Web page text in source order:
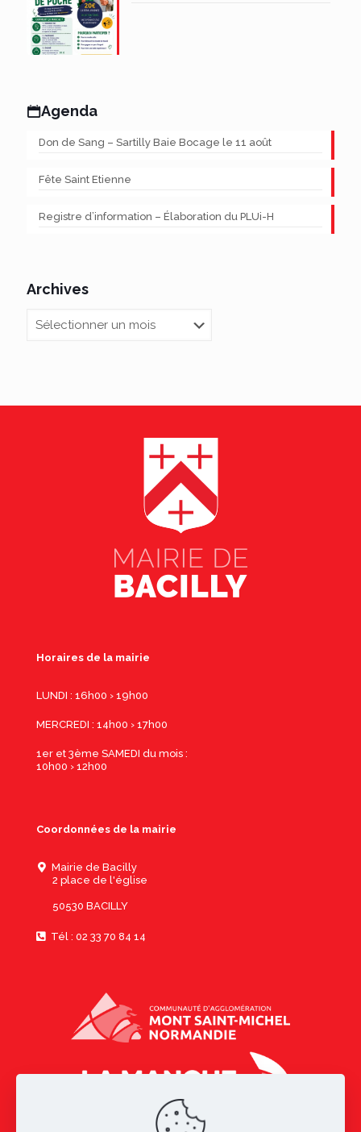
Agenda
Don de Sang – Sartilly Baie Bocage le 11 août
Fête Saint Etienne
Registre d’information – Élaboration du PLUi-H
Archives
Archives
Horaires de la mairie
LUNDI : 16h00 › 19h00
MERCREDI : 14h00 › 17h00
1er et 3ème SAMEDI du mois :
10h00 › 12h00
Coordonnées de la mairie
Mairie de Bacilly
2 place de l'église
50530 BACILLY
Tél : 02 33 70 84 14